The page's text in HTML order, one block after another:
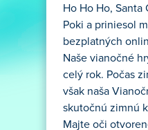
Ho Ho Ho, Santa
Poki a priniesol
bezplatných
Naše vianočné
celý rok. Počas
však naša
skutočnú zimnú
Majte oči